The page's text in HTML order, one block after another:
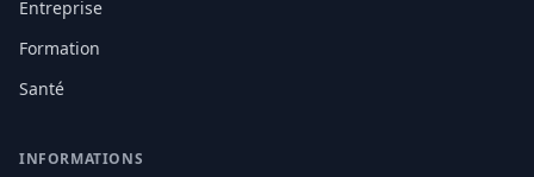
Entreprise
Formation
Santé
INFORMATIONS